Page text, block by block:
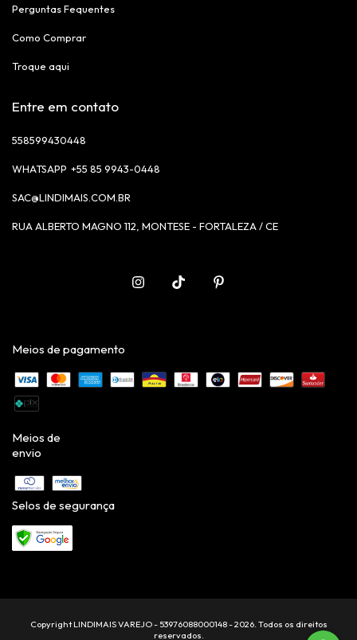
Perguntas Fequentes
Como Comprar
Troque aqui
Entre em contato
558599430448
+55 85 9943-0448
SAC@LINDIMAIS.COM.BR
RUA ALBERTO MAGNO 112, MONTESE - FORTALEZA / CE
Meios de pagamento
Meios de
envio
Selos de segurança
Copyright LINDIMAIS VAREJO - 53976088000148 - 2026. Todos os direitos
reservados.